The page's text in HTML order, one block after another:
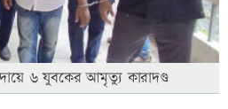
৬ যুবকের আমৃত্যু কারাদণ্ড